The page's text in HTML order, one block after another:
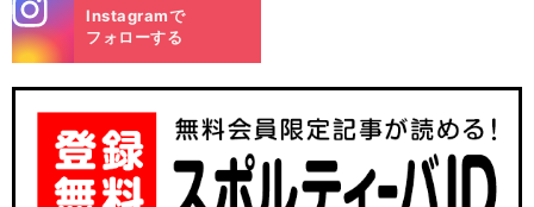
m
Instagramで
フォローする